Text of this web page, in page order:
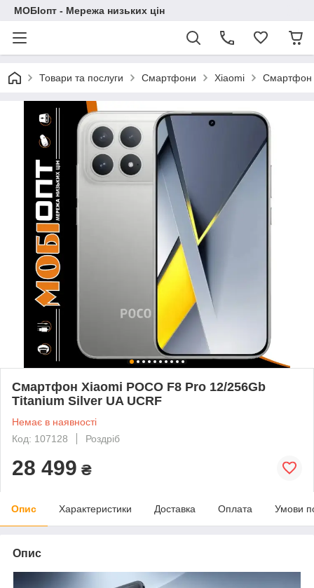
МОБІопт - Мережа низьких цін
Товари та послуги Смартфони Xiaomi Смартфон
Смартфон Xiaomi POCO F8 Pro 12/256Gb
Titanium Silver UA UCRF
Немає в наявності
Код: 107128
Роздріб
28 499 ₴
Опис Характеристики Доставка Оплата Умови
Опис